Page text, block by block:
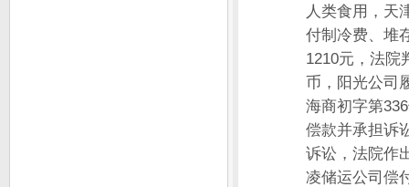
人类食用，天
付制冷费、堆
1210元，法院
币，阳光公司
海商初字第
偿款并承担诉
诉讼，法院作
凌储运公司偿